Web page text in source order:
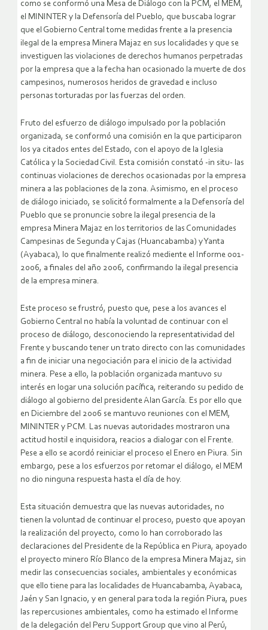
como se conformó una Mesa de Diálogo con la PCM, el MEM,
el MININTER y la Defensoría del Pueblo, que buscaba lograr
que el Gobierno Central tome medidas frente a la presencia
ilegal de la empresa Minera Majaz en sus localidades y que se
investiguen las violaciones de derechos humanos perpetradas
por la empresa que a la fecha han ocasionado la muerte de dos
campesinos, numerosos heridos de gravedad e incluso
personas torturadas por las fuerzas del orden.
Fruto del esfuerzo de diálogo impulsado por la población
organizada, se conformó una comisión en la que participaron
los ya citados entes del Estado, con el apoyo de la Iglesia
Católica y la Sociedad Civil. Esta comisión constató -in situ- las
continuas violaciones de derechos ocasionadas por la empresa
minera a las poblaciones de la zona. Asimismo, en el proceso
de diálogo iniciado, se solicitó formalmente a la Defensoría del
Pueblo que se pronuncie sobre la ilegal presencia de la
empresa Minera Majaz en los territorios de las Comunidades
Campesinas de Segunda y Cajas (Huancabamba) y Yanta
(Ayabaca), lo que finalmente realizó mediente el Informe 001-
2006, a finales del año 2006, confirmando la ilegal presencia
de la empresa minera.
Este proceso se frustró, puesto que, pese a los avances el
Gobierno Central no había la voluntad de continuar con el
proceso de diálogo, desconociendo la representatividad del
Frente y buscando tener un trato directo con las comunidades
a fin de iniciar una negociación para el inicio de la actividad
minera. Pese a ello, la población organizada mantuvo su
interés en logar una solución pacífica, reiterando su pedido de
diálogo al gobierno del presidente Alan García. Es por ello que
en Diciembre del 2006 se mantuvo reuniones con el MEM,
MININTER y PCM. Las nuevas autoridades mostraron una
actitud hostil e inquisidora, reacios a dialogar con el Frente.
Pese a ello se acordó reiniciar el proceso el Enero en Piura. Sin
embargo, pese a los esfuerzos por retomar el diálogo, el MEM
no dio ninguna respuesta hasta el día de hoy.
Esta situación demuestra que las nuevas autoridades, no
tienen la voluntad de continuar el proceso, puesto que apoyan
la realización del proyecto, como lo han corroborado las
declaraciones del Presidente de la República en Piura, apoyado
el proyecto minero Río Blanco de la empresa Minera Majaz, sin
medir las consecuencias sociales, ambientales y económicas
que ello tiene para las localidades de Huancabamba, Ayabaca,
Jaén y San Ignacio, y en general para toda la región Piura, pues
las repercusiones ambientales, como ha estimado el Informe
de la delegación del Peru Support Group que vino al Perú,